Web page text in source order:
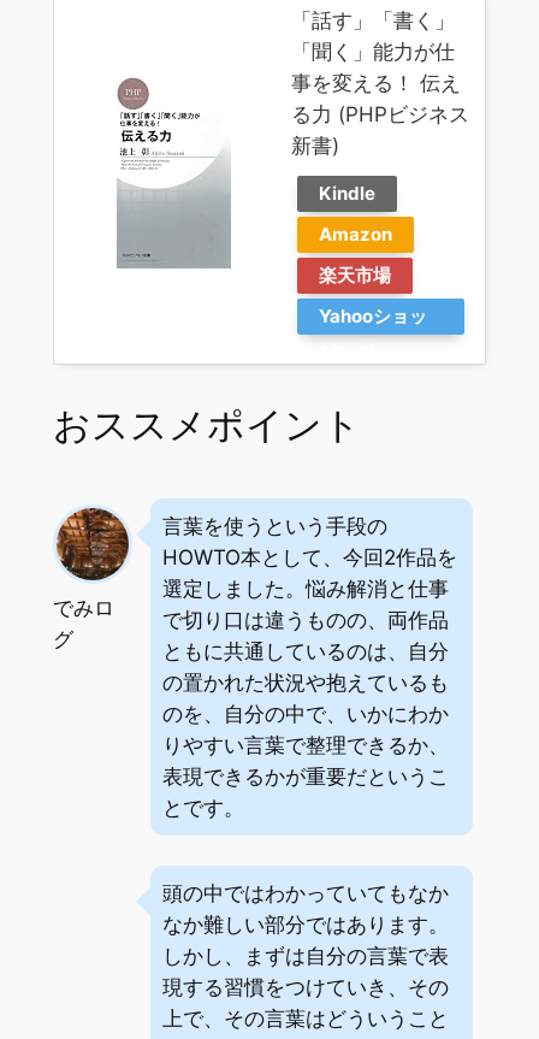
「話す」「書く」
「聞く」能力が仕
事を変える！ 伝え
る力 (PHPビジネス
新書)
Kindle
Amazon
楽天市場
Yahooショッ
おススメポイント
でみロ
グ
言葉を使うという手段の
HOWTO本として、今回2作品を
選定しました。悩み解消と仕事
で切り口は違うものの、両作品
ともに共通しているのは、自分
の置かれた状況や抱えているも
のを、自分の中で、いかにわか
りやすい言葉で整理できるか、
表現できるかが重要だというこ
とです。
頭の中ではわかっていてもなか
なか難しい部分ではあります。
しかし、まずは自分の言葉で表
現する習慣をつけていき、その
上で、その言葉はどういうこと